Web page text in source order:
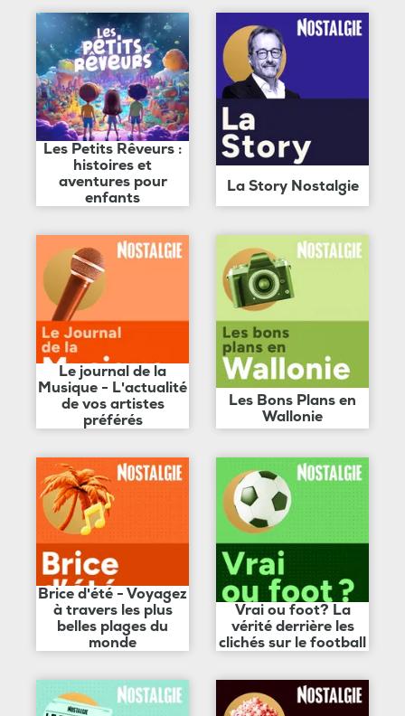
Les Petits Rêveurs :
histoires et
aventures pour
enfants
La Story Nostalgie
Le journal de la
Musique - L'actualité
de vos artistes
préférés
Les Bons Plans en
Wallonie
Brice d'été - Voyagez
à travers les plus
belles plages du
monde
Vrai ou foot? La
vérité derrière les
clichés sur le football